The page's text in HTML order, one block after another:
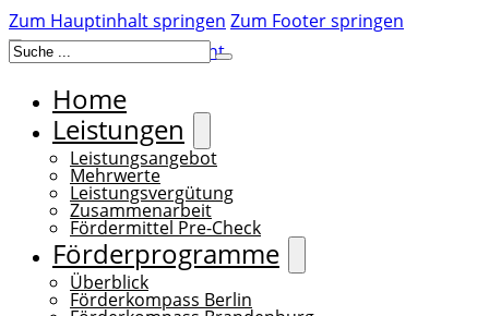
Zum Hauptinhalt springen Zum Footer springen
Suchen
Home
Leistungen
Leistungsangebot
Mehrwerte
Leistungsvergütung
Zusammenarbeit
Fördermittel Pre-Check
Förderprogramme
Überblick
Förderkompass Berlin